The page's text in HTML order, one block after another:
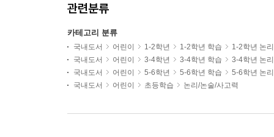
관련분류
카테고리 분류
국내도서 어린이 1-2학년 1-2학년 학습
1-2학년 논
국내도서
어린이 3-4학년 3-4학년 학습
3-4학년 논
국내도서
어린이 5-6학년 5-6학년 학습
5-6학년 논
국내도서
어린이 초등학습 논리/논술/사고력